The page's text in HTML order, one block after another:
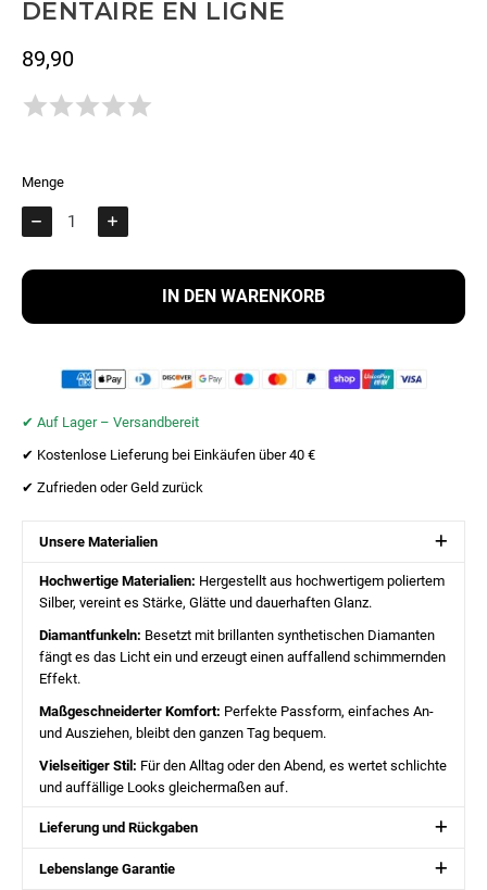
DENTAIRE EN LIGNE
89,90
Menge
IN DEN WARENKORB
✔︎ Auf Lager – Versandbereit
✔︎ Kostenlose Lieferung bei Einkäufen über 40 €
✔︎ Zufrieden oder Geld zurück
Unsere Materialien
Hochwertige Materialien: Hergestellt aus hochwertigem poliertem
Silber, vereint es Stärke, Glätte und dauerhaften Glanz.
Diamantfunkeln: Besetzt mit brillanten synthetischen Diamanten
fängt es das Licht ein und erzeugt einen auffallend schimmernden
Effekt.
Maßgeschneiderter Komfort: Perfekte Passform, einfaches An-
und Ausziehen, bleibt den ganzen Tag bequem.
Vielseitiger Stil: Für den Alltag oder den Abend, es wertet schlichte
und auffällige Looks gleichermaßen auf.
Lieferung und Rückgaben
Lebenslange Garantie